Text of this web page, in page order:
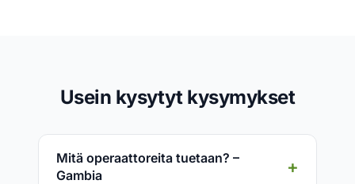
Usein kysytyt kysymykset
Mitä operaattoreita tuetaan? –
Gambia